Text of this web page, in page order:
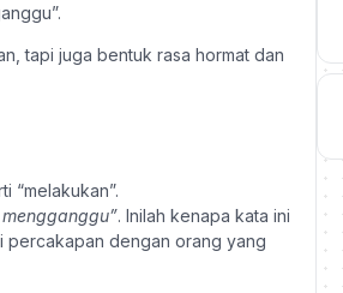
tapi juga bentuk rasa hormat dan
“melakukan”.
. Inilah kenapa kata ini
percakapan dengan orang yang